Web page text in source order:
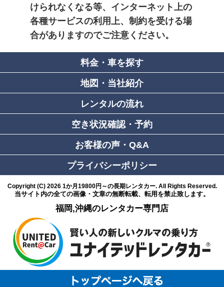
けられなくなる等、インターネット上の
各種サービスの利用上、制約を受ける場
合がありますのでご注意ください。
料金・車を探す
地図・当社紹介
レンタルの流れ
空き状況確認・予約
お客様の声・Q&A
プライバシーポリシー
Copyright (C) 2026 1か月19800円～の長期レンタカー. All Rights Reserved.
当サイト内の全ての画像・文章の無断転載、転用を禁止致します。
福岡,沖縄のレンタカー専門店